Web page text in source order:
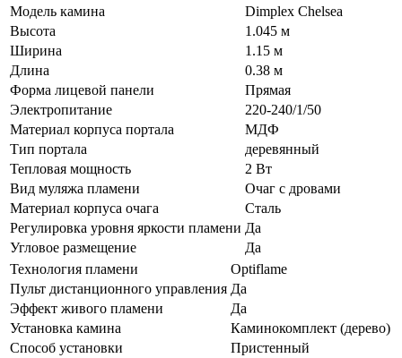
Модель камина
Dimplex Chelsea
Высота
1.045 м
Ширина
1.15 м
Длина
0.38 м
Форма лицевой панели
Прямая
Электропитание
220-240/1/50
Материал корпуса портала
МДФ
Тип портала
деревянный
Тепловая мощность
2 Вт
Вид муляжа пламени
Очаг с дровами
Материал корпуса очага
Сталь
Регулировка уровня яркости пламени Да
Угловое размещение
Да
Технология пламени
Optiflame
Пульт дистанционного управления Да
Эффект живого пламени
Да
Установка камина
Каминокомплект (дерево)
Способ установки
Пристенный